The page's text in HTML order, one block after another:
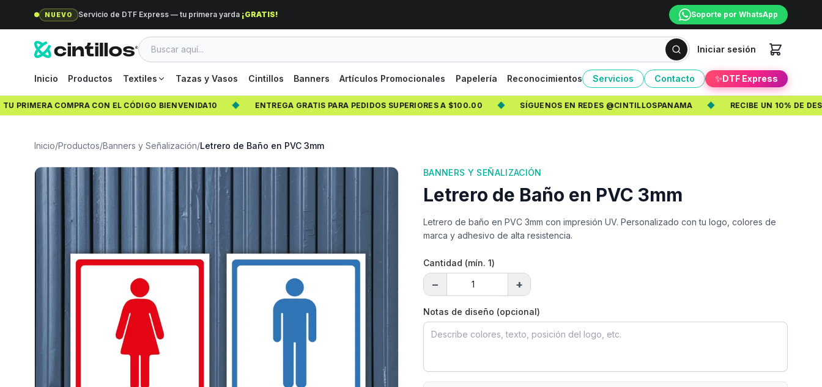
NUEVO Servicio de DTF Express — tu primera yarda ¡GRATIS! Soporte por WhatsApp
Iniciar sesión
Inicio Productos Textiles Tazas y Vasos Cintillos Banners Artículos Promocionales Papelería Reconocimientos Servicios Contacto ✨DTF Express
COMPRA CON EL CÓDIGO BIENVENIDA10 ◆ ENTREGA GRATIS PARA PEDIDOS SUPERIORES A $100.00 ◆ SÍGUENOS EN REDES @CINTILLOSPANAMA ◆ RECIBE UN 10% DE
Inicio/Productos/Banners y Señalización/Letrero de Baño en PVC 3mm
BANNERS Y SEÑALIZACIÓN
Letrero de Baño en PVC 3mm
Letrero de baño en PVC 3mm con impresión UV. Personalizado con tu logo, colores de
marca y adhesivo de alta resistencia.
Cantidad (mín. 1)
− +
Notas de diseño (opcional)